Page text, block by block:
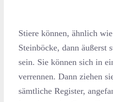
Stiere können, ähnlich
Steinböcke, dann äußerst
sein. Sie können sich in
verrennen. Dann ziehen
sämtliche Register,